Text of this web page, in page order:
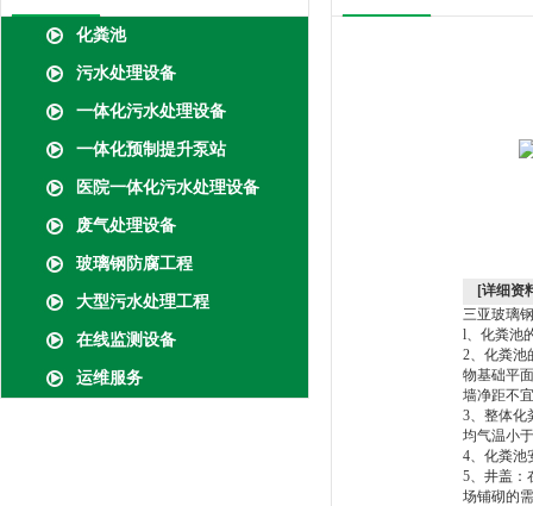
化粪池
污水处理设备
一体化污水处理设备
一体化预制提升泵站
医院一体化污水处理设备
废气处理设备
玻璃钢防腐工程
大型污水处理工程
在线监测设备
运维服务
[详细资
三亚玻璃
l、化粪池
2、化粪池
物基础平
墙净距不
3、整体化
均气温小
4、化粪池
5、井盖：
场铺砌的